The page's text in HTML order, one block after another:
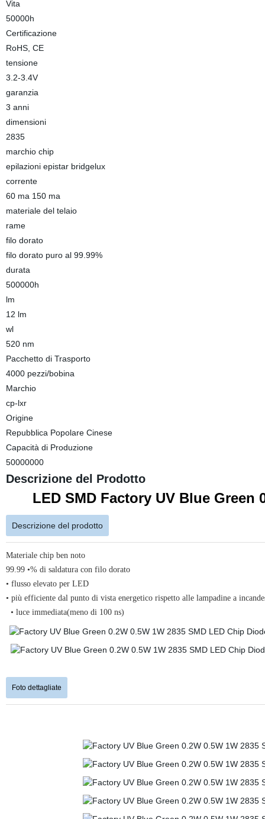
Vita
50000h
Certificazione
RoHS, CE
tensione
3.2-3.4V
garanzia
3 anni
dimensioni
2835
marchio chip
epilazioni epistar bridgelux
corrente
60 ma 150 ma
materiale del telaio
rame
filo dorato
filo dorato puro al 99.99%
durata
500000h
lm
12 lm
wl
520 nm
Pacchetto di Trasporto
4000 pezzi/bobina
Marchio
cp-lxr
Origine
Repubblica Popolare Cinese
Capacità di Produzione
50000000
Descrizione del Prodotto
LED SMD Factory UV Blue
Descrizione del prodotto
Materiale chip ben noto
99.99 •% di saldatura con filo dorato
• flusso elevato per LED
• più efficiente dal punto di vista energetico rispetto alle lampadine a
• luce immediata(meno di 100 ns)
Foto dettagliate